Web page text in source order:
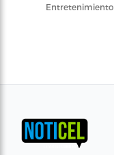
Entretenimiento